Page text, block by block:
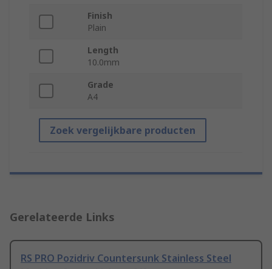
Finish
Plain
Length
10.0mm
Grade
A4
Zoek vergelijkbare producten
Gerelateerde Links
RS PRO Pozidriv Countersunk Stainless Steel